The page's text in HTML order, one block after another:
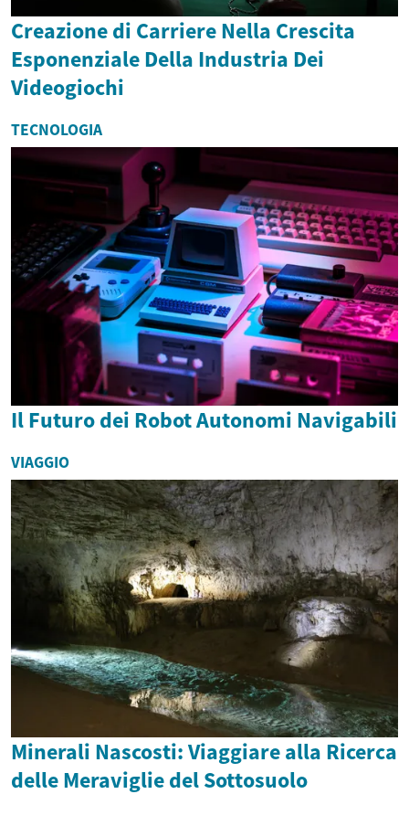
Creazione di Carriere Nella Crescita
Esponenziale Della Industria Dei
Videogiochi
TECNOLOGIA
Il Futuro dei Robot Autonomi Navigabili
VIAGGIO
Minerali Nascosti: Viaggiare alla Ricerca
delle Meraviglie del Sottosuolo